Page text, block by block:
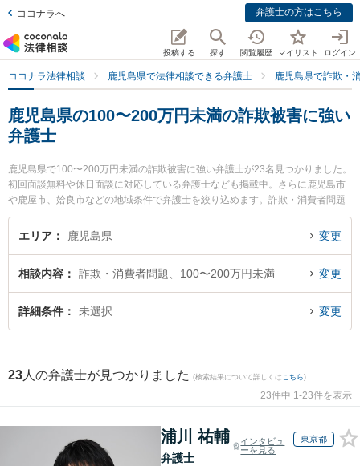
ココナラへ 弁護士の方はこちら
投稿する 探す 閲覧履歴 マイリスト ログイン
ココナラ法律相談 鹿児島県で法律相談できる弁護士 鹿児島県で詐欺・
鹿児島県の100〜200万円未満の詐欺被害に強い
弁護士
鹿児島県で100〜200万円未満の詐欺被害に強い弁護士が23名見つかりました。
初回面談無料や休日面談に対応している弁護士なども掲載中。さらに鹿児島市
や鹿屋市、姶良市などの地域条件で弁護士を絞り込めます。詐欺・消費者問題
に関係する投資詐欺や副業詐欺、FX詐欺等の細かな分野での絞り込み検索もで
き便利です。特に樋口法律事務所の樋口 翔馬弁護士や宮路法律事務所の宮路 真
夜間に発生した100〜200万円未満の詐欺被害のトラブルを今すぐに弁護士に相
談したい』『100〜200万円未満の詐欺被害のトラブル解決の実績豊富な近くの
弁護士を検索したい』『初回相談無料で100〜200万円未満の詐欺被害を法律相
エリア 鹿児島県 変更
相談内容 詐欺・消費者問題、100〜200万円未満 変更
詳細条件 未選択 変更
23 人の弁護士が見つかりました (検索結果について詳しくは こちら)
23件中 1-23件を表示
浦川 祐輔
弁護士
インタビュ
ーを見る
東京都